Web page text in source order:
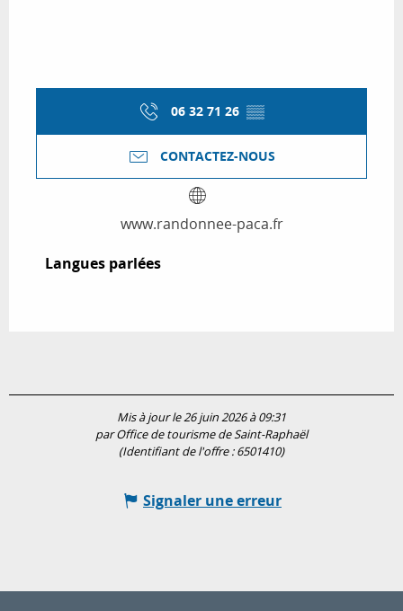
06 32 71 26 ▒▒
CONTACTEZ-NOUS
www.randonnee-paca.fr
Langues parlées
Langues parlées
Mis à jour le 26 juin 2026 à 09:31
par Office de tourisme de Saint-Raphaël
(Identifiant de l'offre :6501410)
Signaler une erreur